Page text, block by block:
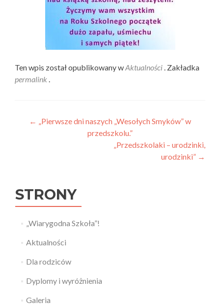
Ten wpis został opublikowany wAktualności . Zakładka
permalink .
Nawigacja wpisu
← „Pierwsze dni naszych „Wesołych Smyków” w
przedszkolu.”
„Przedszkolaki – urodzinki,
urodzinki” →
STRONY
„Wiarygodna Szkoła”!
Aktualności
Dla rodziców
Dyplomy i wyróżnienia
Galeria